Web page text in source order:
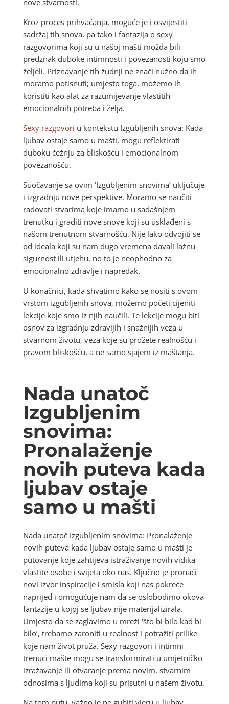
Kroz proces prihvaćanja, moguće je i osvijestiti
sadržaj tih snova, pa tako i fantazija o sexy
razgovorima koji su u našoj mašti možda bili
predznak duboke intimnosti i povezanosti koju smo
željeli. Priznavanje tih žudnji ne znači nužno da ih
moramo potisnuti; umjesto toga, možemo ih
koristiti kao alat za razumijevanje vlastitih
emocionalnih potreba i želja.
Sexy razgovori u kontekstu Izgubljenih snova: Kada
ljubav ostaje samo u mašti, mogu reflektirati
duboku čežnju za bliskošću i emocionalnom
povezanošću.
Suočavanje sa ovim ‘Izgubljenim snovima’ uključuje
i izgradnju nove perspektive. Moramo se naučiti
radovati stvarima koje imamo u sadašnjem
trenutku i graditi nove snove koji su usklađeni s
našom trenutnom stvarnošću. Nije lako odvojiti se
od ideala koji su nam dugo vremena davali lažnu
sigurnost ili utjehu, no to je neophodno za
emocionalno zdravlje i napredak.
U konačnici, kada shvatimo kako se nositi s ovom
vrstom izgubljenih snova, možemo početi cijeniti
lekcije koje smo iz njih naučili. Te lekcije mogu biti
osnov za izgradnju zdravijih i snažnijih veza u
stvarnom životu, veza koje su prožete realnošću i
pravom bliskošću, a ne samo sjajem iz maštanja.
Nada unatoč
Izgubljenim
snovima:
Pronalaženje
novih puteva kada
ljubav ostaje
samo u mašti
Nada unatoč Izgubljenim snovima: Pronalaženje
novih puteva kada ljubav ostaje samo u mašti je
putovanje koje zahtijeva istraživanje novih vidika
vlastite osobe i svijeta oko nas. Ključno je pronaći
novi izvor inspiracije i smisla koji nas pokreće
naprijed i omogućuje nam da se oslobodimo okova
fantazije u kojoj se ljubav nije materijalizirala.
Umjesto da se zaglavimo u mreži ‘što bi bilo kad bi
bilo’, trebamo zaroniti u realnost i potražiti prilike
koje nam život pruža. Sexy razgovori i intimni
trenuci mašte mogu se transformirati u umjetničko
izražavanje ili otvaranje prema novim, stvarnim
odnosima s ljudima koji su prisutni u našem životu.